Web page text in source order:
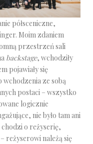
półsceniczne,
Moim zdaniem
przestrzeń sali
backstage, wchodziły
pojawiały się
wchodzenia ze sobą
postaci – wszystko
logicznie
nie było tam ani
o reżyserię,
reżyserowi należą się